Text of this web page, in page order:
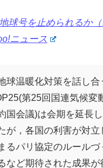
球号を止められるか
ニュース
球温暖化対策を話し合
第25回国連気候変
国会議)は会期を延長
が，各国の利害が対立
るパリ協定のルールづ
など期待された成果が